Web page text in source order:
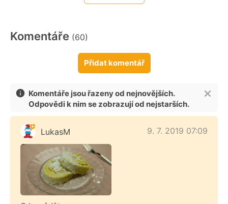
Komentáře (60)
Přidat komentář
Komentáře jsou řazeny od nejnovějších.
Odpovědi k nim se zobrazují od nejstarších.
LukasM 9. 7. 2019 07:09